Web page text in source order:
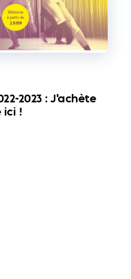
2023 : J'achète
ici !